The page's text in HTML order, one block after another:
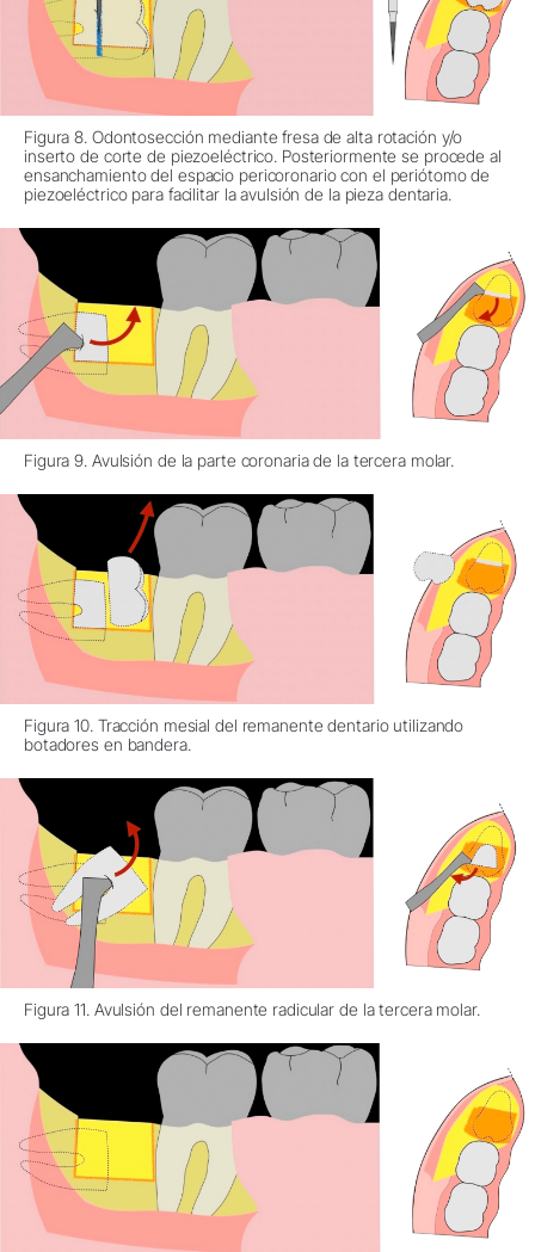
Figura 8. Odontosección mediante fresa de alta rotación y/o
inserto de corte de piezoeléctrico. Posteriormente se procede al
ensanchamiento del espacio pericoronario con el periótomo de
piezoeléctrico para facilitar la avulsión de la pieza dentaria.
Figura 9. Avulsión de la parte coronaria de la tercera molar.
Figura 10. Tracción mesial del remanente dentario utilizando
botadores en bandera.
Figura 11. Avulsión del remanente radicular de la tercera molar.